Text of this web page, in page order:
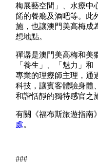
梅展藝空間」、水療中
餚的餐廳及酒吧等。此
施，也讓澳門美高梅成
想地點。
禪潺是澳門美高梅和美
「養生」、「魅力」
專業的理療師主理，通
科技，讓賓客體驗身體
和諧恬靜的獨特感官之
有關《福布斯旅遊指南
處。
###